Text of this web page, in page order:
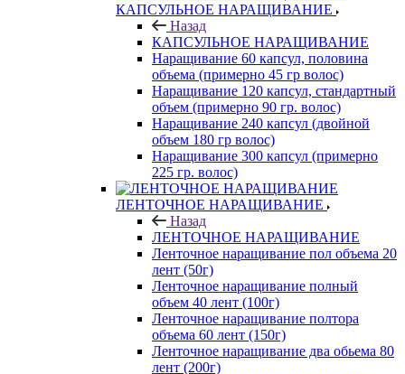
КАПСУЛЬНОЕ НАРАЩИВАНИЕ
Назад
КАПСУЛЬНОЕ НАРАЩИВАНИЕ
Наращивание 60 капсул, половина
объема (примерно 45 гр волос)
Наращивание 120 капсул, стандартный
объем (примерно 90 гр. волос)
Наращивание 240 капсул (двойной
объем 180 гр волос)
Наращивание 300 капсул (примерно
225 гр. волос)
ЛЕНТОЧНОЕ НАРАЩИВАНИЕ
Назад
ЛЕНТОЧНОЕ НАРАЩИВАНИЕ
Ленточное наращивание пол объема 20
лент (50г)
Ленточное наращивание полный
объем 40 лент (100г)
Ленточное наращивание полтора
объема 60 лент (150г)
Ленточное наращивание два обьема 80
лент (200г)